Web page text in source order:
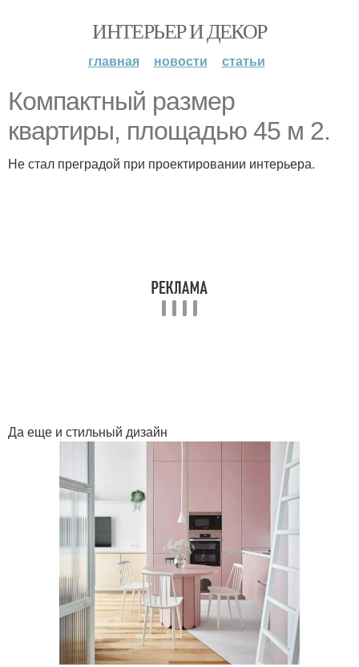
ИНТЕРЬЕР И ДЕКОР
главная новости статьи
Компактный размер
квартиры, площадью 45 м 2.
Не стал преградой при проектировании интерьера.
Да еще и стильный дизайн